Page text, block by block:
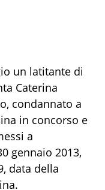
un latitante di
Caterina
condannato a
in concorso e
a
gennaio 2013,
data della